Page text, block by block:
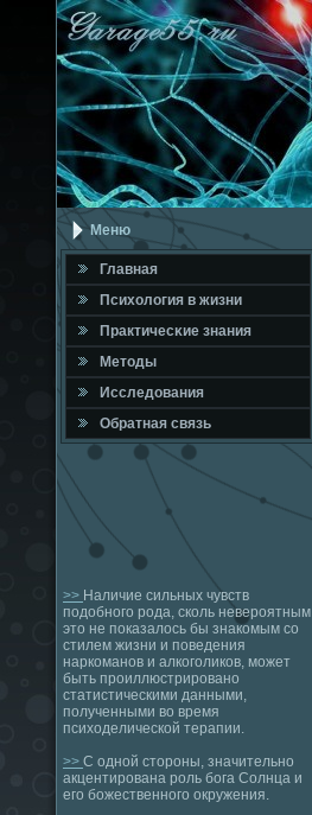
Меню
Главная
Психология в жизни
Практичесκие знания
Методы
Исследования
Обратная связь
>> Наличие сильных чувств
подобного рода, сколь невероятным
это не показалось бы знакомым со
стилем жизни и поведения
наркоманов и алкоголиков, может
быть проиллюстрировано
статистическими данными,
полученными во время
психоделической терапии.
>> С одной стороны, значительно
акцентирована роль бога Солнца и
его божественного окружения.